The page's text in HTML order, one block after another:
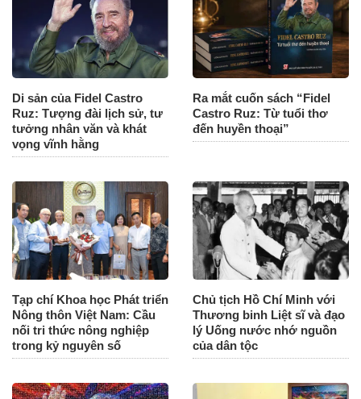
Di sản của Fidel Castro
Ruz: Tượng đài lịch sử, tư
tưởng nhân văn và khát
vọng vĩnh hằng
Ra mắt cuốn sách “Fidel
Castro Ruz: Từ tuổi thơ
đến huyền thoại”
Tạp chí Khoa học Phát triển
Nông thôn Việt Nam: Cầu
nối tri thức nông nghiệp
trong kỷ nguyên số
Chủ tịch Hồ Chí Minh với
Thương binh Liệt sĩ và đạo
lý Uống nước nhớ nguồn
của dân tộc